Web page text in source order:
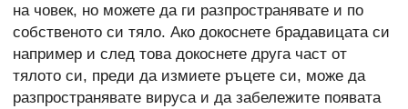
на човек, но можете да ги разпространявате и по
собственото си тяло. Ако докоснете брадавицата си
например и след това докоснете друга част от
тялото си, преди да измиете ръцете си, може да
разпространявате вируса и да забележите появата